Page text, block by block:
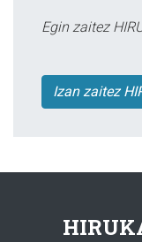
Egin zaitez
Izan zaitez